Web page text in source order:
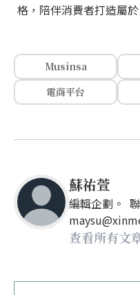
格，陪伴消費者打造屬
Musinsa
電商平台
蘇祐萱
編輯企劃。
查看所有文